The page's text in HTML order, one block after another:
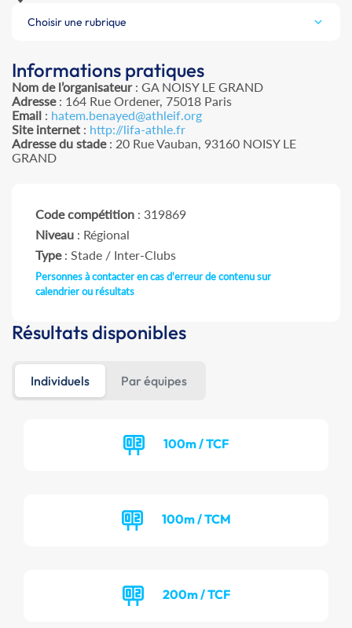
Choisir une rubrique
Informations pratiques
Nom de l’organisateur: GA NOISY LE GRAND
Adresse: 164 Rue Ordener, 75018 Paris
Email : hatem.benayed@athleif.org
Site internet : http://lifa-athle.fr
Adresse du stade: 20 Rue Vauban, 93160 NOISY LE
GRAND
Code compétition : 319869
Niveau : Régional
Type: Stade / Inter-Clubs
Personnes à contacter en cas d'erreur de contenu sur
calendrier ou résultats
Résultats disponibles
Individuels Par équipes
100m / TCF
100m / TCM
200m / TCF